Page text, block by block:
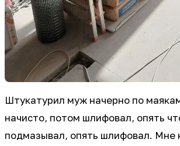
Штукатурил муж начерно по
начисто, потом шлифовал, опять
подмазывал, опять шлифовал. Мне